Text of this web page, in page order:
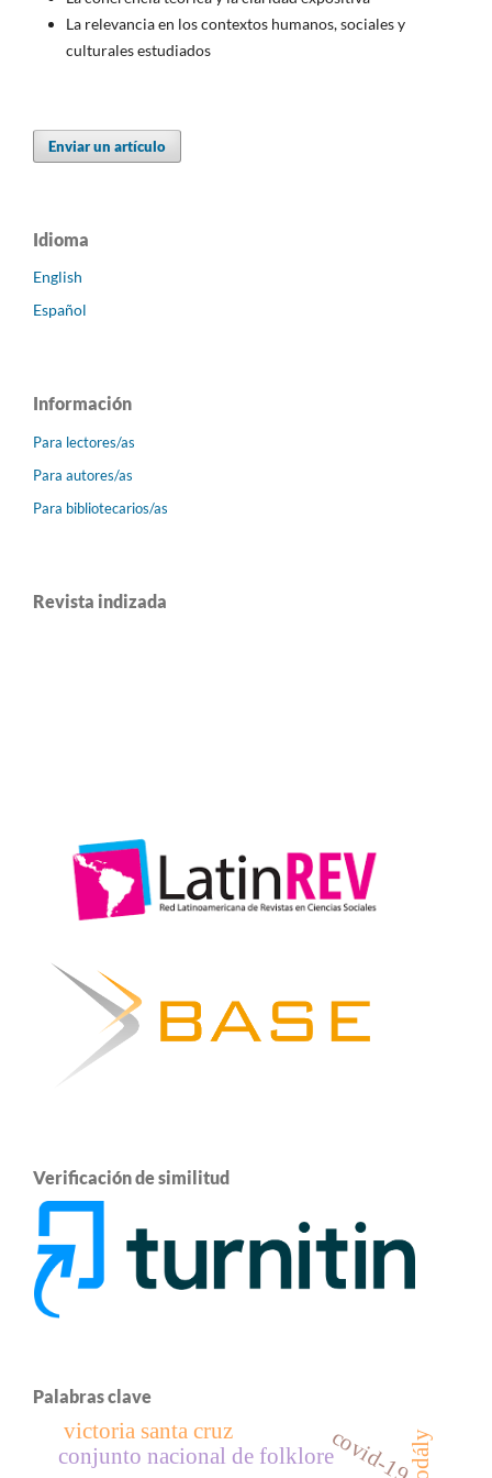
La relevancia en los contextos humanos, sociales y
culturales estudiados
Enviar un artículo
Idioma
English
Español
Información
Para lectores/as
Para autores/as
Para bibliotecarios/as
Revista indizada
Verificación de similitud
Palabras clave
conjunto nacional de folklore
victoria santa cruz covid-19kodály